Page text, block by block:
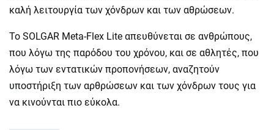
καλή λειτουργία των χόνδρων και των αθρώσεων.
Το SOLGAR Meta-Flex Lite απευθύνεται σε ανθρώπους,
που λόγω της παρόδου του χρόνου, και σε αθλητές, που
λόγω των εντατικών προπονήσεων, αναζητούν
υποστήριξη των αρθρώσεων και των χόνδρων τους για
να κινούνται πιο εύκολα.